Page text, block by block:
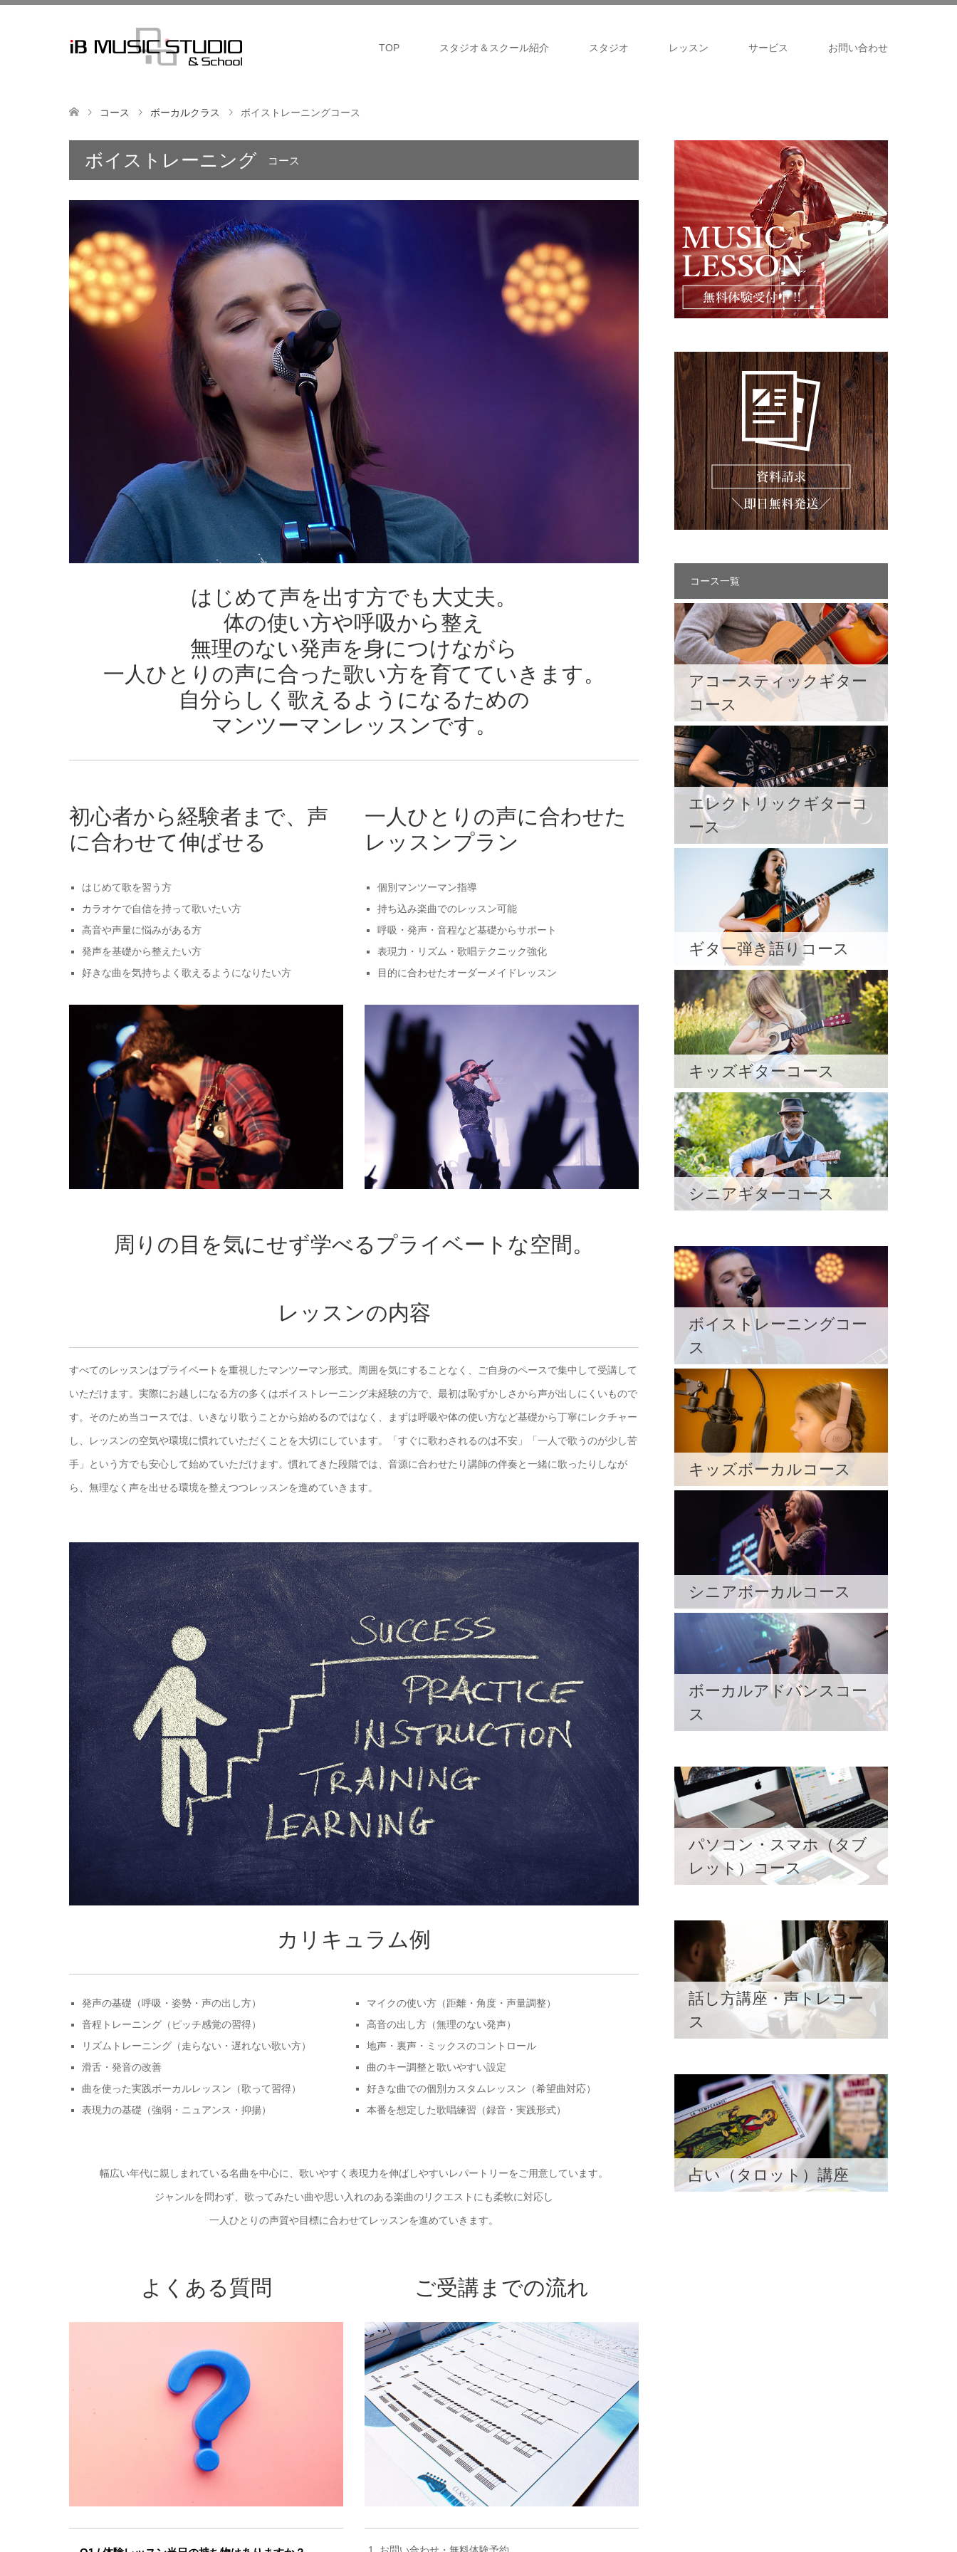
TOP スタジオ＆スクール紹介 スタジオ レッスン サービス お問い合わせ
コース ボーカルクラス ボイストレーニングコース
ボイストレーニング コース
はじめて声を出す方でも大丈夫。
体の使い方や呼吸から整え
無理のない発声を身につけながら
一人ひとりの声に合った歌い方を育てていきます。
自分らしく歌えるようになるための
マンツーマンレッスンです。
初心者から経験者まで、声
に合わせて伸ばせる
はじめて歌を習う方
カラオケで自信を持って歌いたい方
高音や声量に悩みがある方
発声を基礎から整えたい方
好きな曲を気持ちよく歌えるようになりたい方
一人ひとりの声に合わせた
レッスンプラン
個別マンツーマン指導
持ち込み楽曲でのレッスン可能
呼吸・発声・音程など基礎からサポート
表現力・リズム・歌唱テクニック強化
目的に合わせたオーダーメイドレッスン
周りの目を気にせず学べるプライベートな空間。
レッスンの内容
すべてのレッスンはプライベートを重視したマンツーマン形式。周囲を気にすることなく、ご自身のペースで集中して受講して
いただけます。実際にお越しになる方の多くはボイストレーニング未経験の方で、最初は恥ずかしさから声が出しにくいもので
す。そのため当コースでは、いきなり歌うことから始めるのではなく、まずは呼吸や体の使い方など基礎から丁寧にレクチャー
し、レッスンの空気や環境に慣れていただくことを大切にしています。「すぐに歌わされるのは不安」「一人で歌うのが少し苦
手」という方でも安心して始めていただけます。慣れてきた段階では、音源に合わせたり講師の伴奏と一緒に歌ったりしなが
ら、無理なく声を出せる環境を整えつつレッスンを進めていきます。
カリキュラム例
発声の基礎（呼吸・姿勢・声の出し方）
音程トレーニング（ピッチ感覚の習得）
リズムトレーニング（走らない・遅れない歌い方）
滑舌・発音の改善
曲を使った実践ボーカルレッスン（歌って習得）
表現力の基礎（強弱・ニュアンス・抑揚）
マイクの使い方（距離・角度・声量調整）
高音の出し方（無理のない発声）
地声・裏声・ミックスのコントロール
曲のキー調整と歌いやすい設定
好きな曲での個別カスタムレッスン（希望曲対応）
本番を想定した歌唱練習（録音・実践形式）
幅広い年代に親しまれている名曲を中心に、歌いやすく表現力を伸ばしやすいレパートリーをご用意しています。
ジャンルを問わず、歌ってみたい曲や思い入れのある楽曲のリクエストにも柔軟に対応し
一人ひとりの声質や目標に合わせてレッスンを進めていきます。
よくある質問 ご受講までの流れ
コース一覧
アコースティックギター
コース
エレクトリックギターコ
ース
ギター弾き語りコース
キッズギターコース
シニアギターコース
ボイストレーニングコー
ス
キッズボーカルコース
シニアボーカルコース
ボーカルアドバンスコー
ス
パソコン・スマホ（タブ
レット）コース
話し方講座・声トレコー
ス
占い（タロット）講座